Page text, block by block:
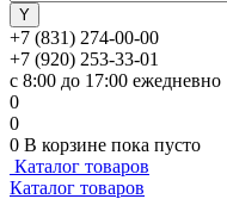
+7 (831) 274-00-00
+7 (920) 253-33-01
с 8:00 до 17:00 ежедневно
0
0
0 В корзине пока пусто
Каталог товаров
Каталог товаров